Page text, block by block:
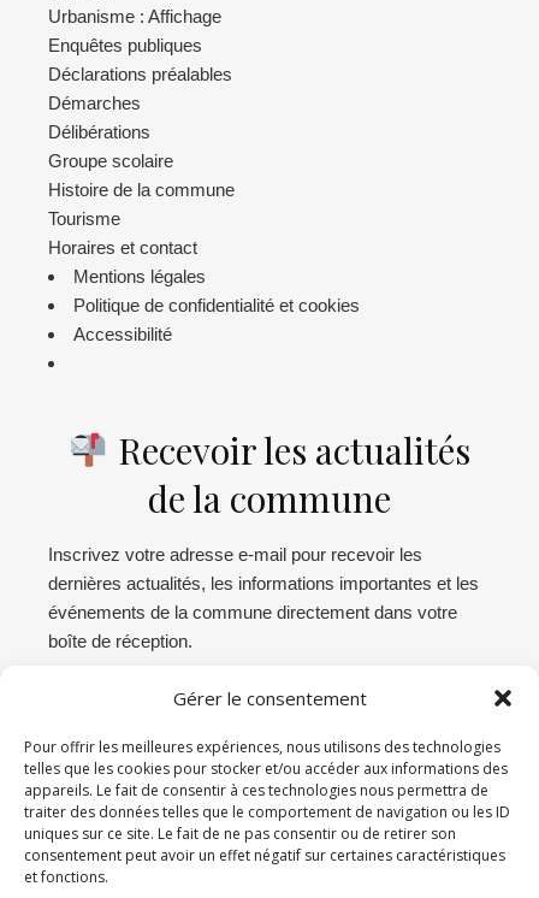
Gérer le consentement
Pour offrir les meilleures expériences, nous utilisons des technologies
telles que les cookies pour stocker et/ou accéder aux informations des
appareils. Le fait de consentir à ces technologies nous permettra de
traiter des données telles que le comportement de navigation ou les ID
uniques sur ce site. Le fait de ne pas consentir ou de retirer son
consentement peut avoir un effet négatif sur certaines caractéristiques
et fonctions.
Urbanisme : Affichage
Enquêtes publiques
Déclarations préalables
Démarches
Délibérations
Groupe scolaire
Histoire de la commune
Tourisme
Horaires et contact
Mentions légales
Politique de confidentialité et cookies
Accessibilité
Recevoir les actualités
de la commune
Inscrivez votre adresse e-mail pour recevoir les
dernières actualités, les informations importantes et les
événements de la commune directement dans votre
boîte de réception.
Abonnez-vous
Connexion administration
Déconnexion